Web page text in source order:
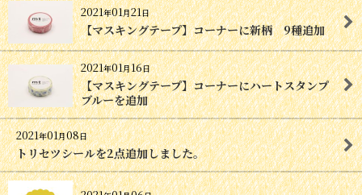
2021年01月21日
【マスキングテープ】コーナーに新柄 9種追加
2021年01月16日
【マスキングテープ】コーナーにハートスタンプ
ブルーを追加
2021年01月08日
トリセツシールを2点追加しました。